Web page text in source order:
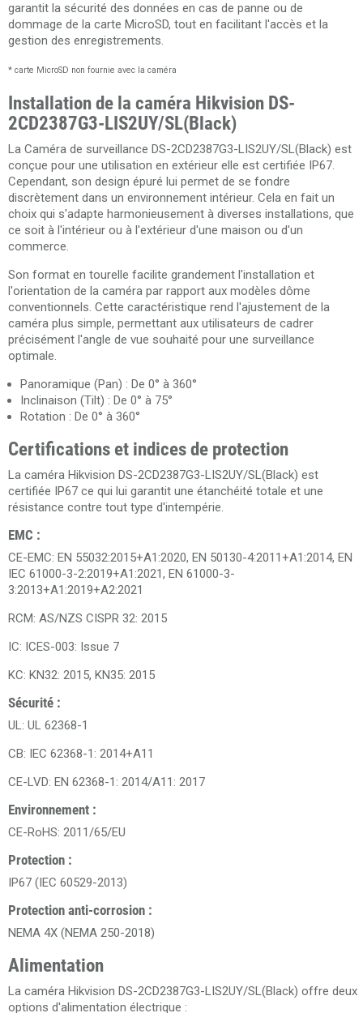
garantit la sécurité des données en cas de panne ou de
dommage de la carte MicroSD, tout en facilitant l'accès et la
gestion des enregistrements.
* carte MicroSD non fournie avec la caméra
Installation de la caméra Hikvision DS-
2CD2387G3-LIS2UY/SL(Black)
La Caméra de surveillance DS-2CD2387G3-LIS2UY/SL(Black) est
conçue pour une utilisation en extérieur elle est certifiée IP67.
Cependant, son design épuré lui permet de se fondre
discrètement dans un environnement intérieur. Cela en fait un
choix qui s'adapte harmonieusement à diverses installations, que
ce soit à l'intérieur ou à l'extérieur d'une maison ou d'un
commerce.
Son format en tourelle facilite grandement l'installation et
l'orientation de la caméra par rapport aux modèles dôme
conventionnels. Cette caractéristique rend l'ajustement de la
caméra plus simple, permettant aux utilisateurs de cadrer
précisément l'angle de vue souhaité pour une surveillance
optimale.
Panoramique (Pan) : De 0° à 360°
Inclinaison (Tilt) : De 0° à 75°
Rotation : De 0° à 360°
Certifications et indices de protection
La caméra Hikvision DS-2CD2387G3-LIS2UY/SL(Black) est
certifiée IP67 ce qui lui garantit une étanchéité totale et une
résistance contre tout type d'intempérie.
EMC :
CE-EMC: EN 55032:2015+A1:2020, EN 50130-4:2011+A1:2014, EN
IEC 61000-3-2:2019+A1:2021, EN 61000-3-
3:2013+A1:2019+A2:2021
RCM: AS/NZS CISPR 32: 2015
IC: ICES-003: Issue 7
KC: KN32: 2015, KN35: 2015
Sécurité :
UL: UL 62368-1
CB: IEC 62368-1: 2014+A11
CE-LVD: EN 62368-1: 2014/A11: 2017
Environnement :
CE-RoHS: 2011/65/EU
Protection :
IP67 (IEC 60529-2013)
Protection anti-corrosion :
NEMA 4X (NEMA 250-2018)
Alimentation
La caméra Hikvision DS-2CD2387G3-LIS2UY/SL(Black) offre deux
options d'alimentation électrique :